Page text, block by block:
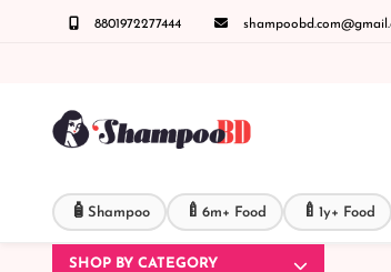
8801972277444
জিজ্ঞাসায় কল করুনঃ ( IMO + Whatsapp ) +8801972277444 সহজে
🧴 Shampoo 🍼 6m+ Food 🍼 1y+ Food
SHOP BY CATEGORY